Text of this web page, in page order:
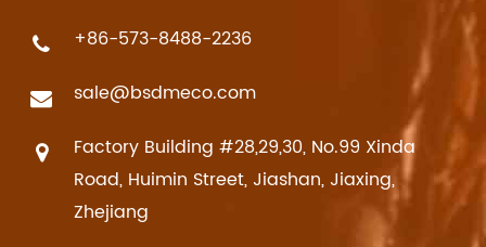
+86-573-8488-2236
sale@bsdmeco.com
Factory Building #28,29,30, No.99 Xinda
Road, Huimin Street, Jiashan, Jiaxing,
Zhejiang